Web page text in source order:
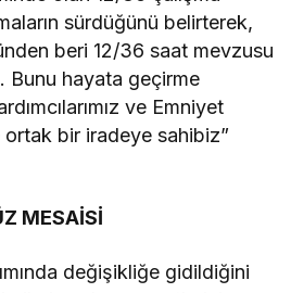
sürdüğünü belirterek,
beri 12/36 saat mevzusu
Bunu hayata geçirme
ve Emniyet
bir iradeye sahibiz”
MESAİSİ
değişikliğe gidildiğini